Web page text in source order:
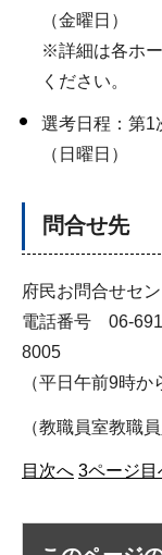
（金曜日）
※詳細は各ホ
ください。
選考日程：第
（日曜日）
問合せ先
府民お問合せセ
電話番号 06-
8005
（平日午前9時
（教職員室教職
目次へ 3ページ目